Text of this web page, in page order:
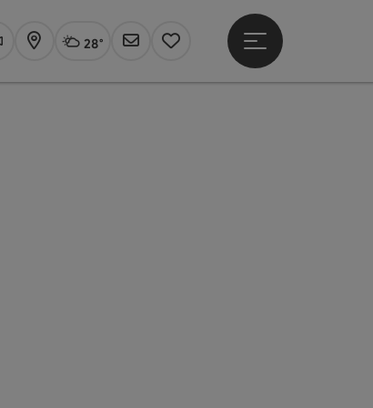
KarteAktuelles Wetter Linz, wolkig
28°
Newsletter
Merkzettel
Hauptmenü öffnen